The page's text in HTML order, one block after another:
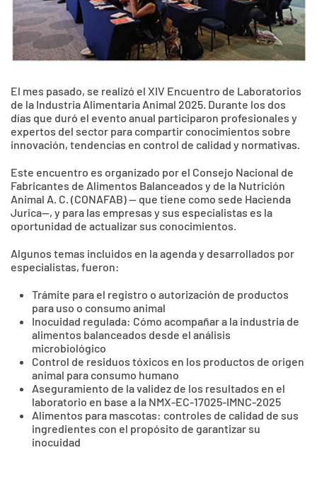
El mes pasado, se realizó el XIV Encuentro de Laboratorios
de la Industria Alimentaria Animal 2025. Durante los dos
días que duró el evento anual participaron profesionales y
expertos del sector para compartir conocimientos sobre
innovación, tendencias en control de calidad y normativas.
Este encuentro es organizado por el Consejo Nacional de
Fabricantes de Alimentos Balanceados y de la Nutrición
Animal A. C. (CONAFAB) -- que tiene como sede Hacienda
Jurica--, y para las empresas y sus especialistas es la
oportunidad de actualizar sus conocimientos.
Algunos temas incluidos en la agenda y desarrollados por
especialistas, fueron:
Trámite para el registro o autorización de productos
para uso o consumo animal
Inocuidad regulada: Cómo acompañar a la industria de
alimentos balanceados desde el análisis
microbiológico
Control de residuos tóxicos en los productos de origen
animal para consumo humano
Aseguramiento de la validez de los resultados en el
laboratorio en base a la NMX-EC-17025-IMNC-2025
Alimentos para mascotas: controles de calidad de sus
ingredientes con el propósito de garantizar su
inocuidad